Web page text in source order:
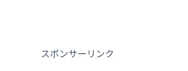
スポンサーリンク